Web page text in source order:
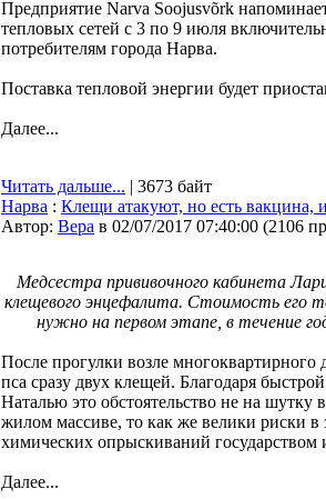
Предприятие Narva Soojusvõrk
тепловых сетей с 3 по 9 июля
потребителям города Нарва.
Поставка тепловой энергии будет
Далее...
Читать дальше... | 3673 байт
Нарва : Клещи атакуют, но есть вакцина,
Автор: Bepa в 02/07/2017 07:40:00 (2106
Медсестра прививочного кабинета
клещевого энцефалита. Стоимость его
нужно на первом этапе, в течение
После прогулки возле
пса сразу двух клещей. Благодаря
Наталью это обстоятельство не на шутку
жилом массиве, то как же велики риски в
химических опрыскиваний государством
Далее...